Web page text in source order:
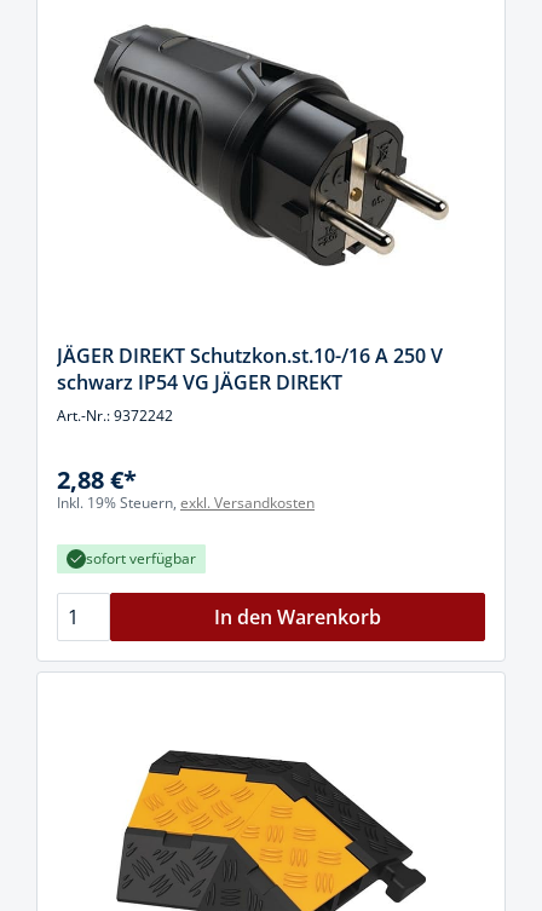
JÄGER DIREKT Schutzkon.st.10-/16 A 250 V
schwarz IP54 VG JÄGER DIREKT
Art.-Nr.: 9372242
2,88 €*
Inkl. 19% Steuern, exkl. Versandkosten
sofort verfügbar
In den Warenkorb